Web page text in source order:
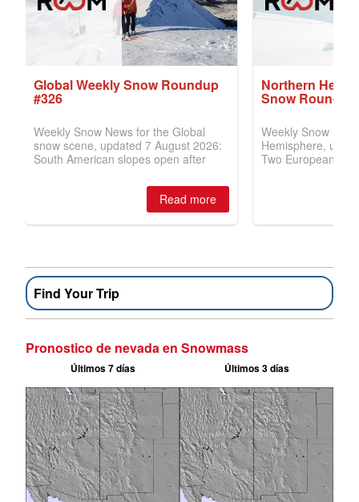
Find Your Trip
Pronostico de nevada en Snowmass
Últimos 7 días Últimos 3 días